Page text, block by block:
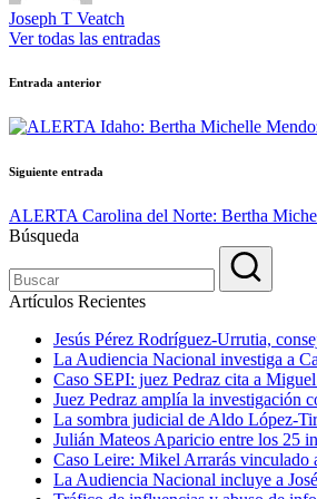
Joseph T Veatch
Ver todas las entradas
Navegación
de
Entrada anterior
Siguiente entrada
ALERTA Carolina del Norte: Bertha
Búsqueda
Artículos Recientes
Jesús Pérez Rodríguez-Urrutia,
La Audiencia Nacional investiga a
Caso SEPI: juez Pedraz cita a
Juez Pedraz amplía la investigación
La sombra judicial de Aldo López-
Julián Mateos Aparicio entre los 25
Caso Leire: Mikel Arrarás vinculado
La Audiencia Nacional incluye a